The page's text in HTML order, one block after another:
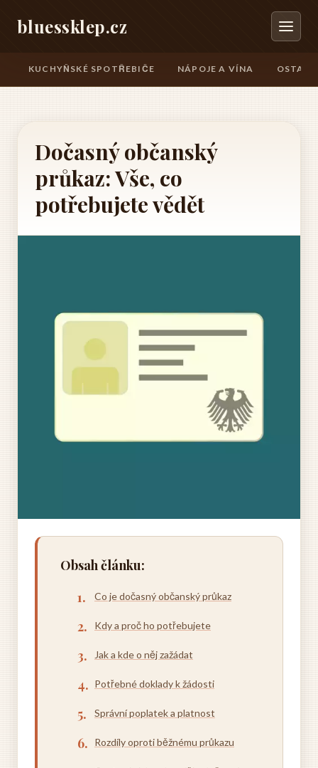
bluessklep.cz
KUCHYŇSKÉ SPOTŘEBIČE NÁPOJE A VÍNA
Dočasný občanský
průkaz: Vše, co
potřebujete vědět
Obsah článku:
Co je dočasný občanský průkaz
Kdy a proč ho potřebujete
Jak a kde o něj zažádat
Potřebné doklady k žádosti
Správní poplatek a platnost
Rozdíly oproti běžnému průkazu